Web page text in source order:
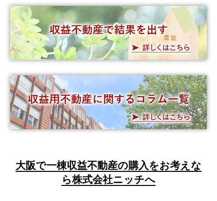
大阪で一棟収益不動産の購入をお考えな
ら株式会社ニッチへ